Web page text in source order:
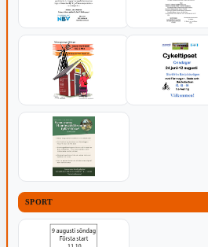
SPORT